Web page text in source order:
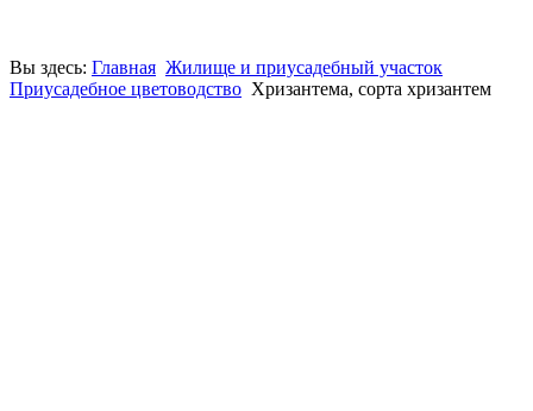
Вы здесь: Главная Жилище и приусадебный участок
Приусадебное цветоводство Хризантема, сорта хризантем